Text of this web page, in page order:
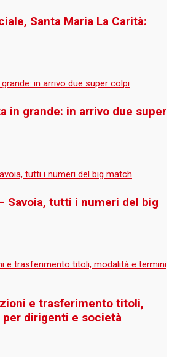
Santa Maria La Carità:
in grande: in arrivo due super
Savoia, tutti i numeri del big
e trasferimento titoli,
dirigenti e società